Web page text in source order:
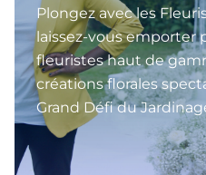
Plongez avec les
laissez-vous emporter
fleuristes haut de
créations florales
Grand Défi du